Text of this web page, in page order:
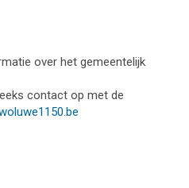
over het gemeentelijk
contact op met de